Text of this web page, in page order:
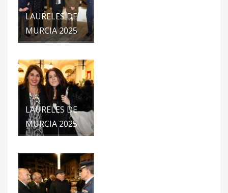
LAURELES DE
MURCIA 2025
LAURELES DE
MURCIA 2025